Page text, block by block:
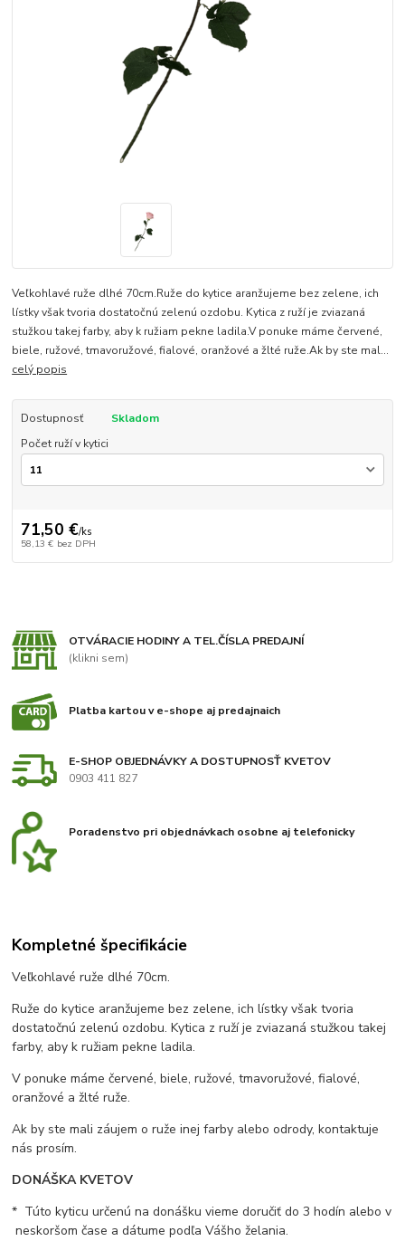
Veľkohlavé ruže dlhé 70cm.Ruže do kytice aranžujeme bez zelene, ich
lístky však tvoria dostatočnú zelenú ozdobu. Kytica z ruží je zviazaná
stužkou takej farby, aby k ružiam pekne ladila.V ponuke máme červené,
biele, ružové, tmavoružové, fialové, oranžové a žlté ruže.Ak by ste mal...
celý popis
Dostupnosť
Skladom
Počet ruží v kytici
71,50 €/ks
58,13 € bez DPH
OTVÁRACIE HODINY A TEL.ČÍSLA PREDAJNÍ
(klikni sem)
Platba kartou v e-shope aj predajnaich
E-SHOP OBJEDNÁVKY A DOSTUPNOSŤ KVETOV
0903 411 827
Poradenstvo pri objednávkach osobne aj telefonicky
Kompletné špecifikácie
Veľkohlavé ruže dlhé 70cm.
Ruže do kytice aranžujeme bez zelene, ich lístky však tvoria
dostatočnú zelenú ozdobu. Kytica z ruží je zviazaná stužkou takej
farby, aby k ružiam pekne ladila.
V ponuke máme červené, biele, ružové, tmavoružové, fialové,
oranžové a žlté ruže.
Ak by ste mali záujem o ruže inej farby alebo odrody, kontaktuje
nás prosím.
DONÁŠKA KVETOV
* Túto kyticu určenú na donášku vieme doručiť do 3 hodín alebo v
neskoršom čase a dátume podľa Vášho želania.